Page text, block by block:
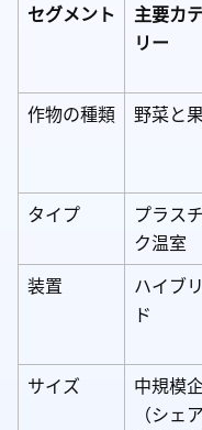
セグメント
主要カ
リー
作物の種類 野菜と
タイプ
プラス
ク温室
装置
ハイブ
ド
サイズ
中規模
（シェア